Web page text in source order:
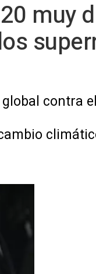
muy
contra